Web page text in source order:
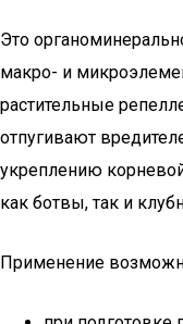
Это
макро- и
растительные
отпугивают
укреплению
как ботвы, так и
Применение